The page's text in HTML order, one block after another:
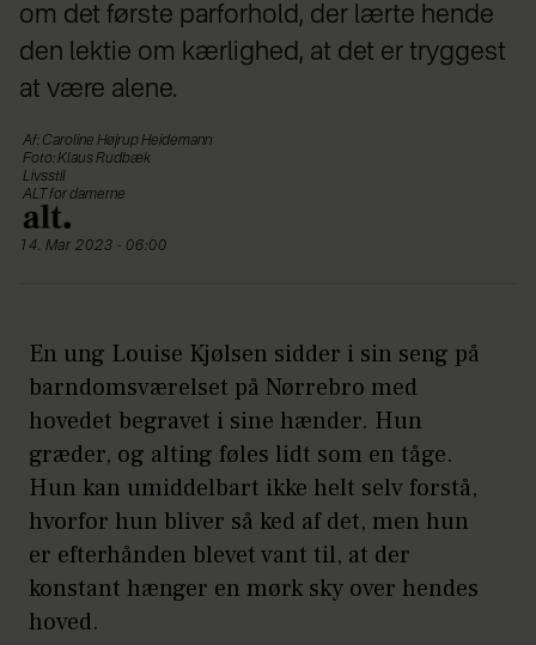
om det første parforhold, der lærte hende
den lektie om kærlighed, at det er tryggest
at være alene.
Af: Caroline Højrup Heidemann
Foto: Klaus Rudbæk
Livsstil
ALT for damerne
14. Mar 2023 - 06:00
En ung Louise Kjølsen sidder i sin seng på
barndomsværelset på Nørrebro med
hovedet begravet i sine hænder. Hun
græder, og alting føles lidt som en tåge.
Hun kan umiddelbart ikke helt selv forstå,
hvorfor hun bliver så ked af det, men hun
er efterhånden blevet vant til, at der
konstant hænger en mørk sky over hendes
hoved.